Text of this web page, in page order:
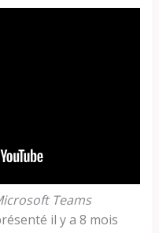
Teams
il y a 8 mois